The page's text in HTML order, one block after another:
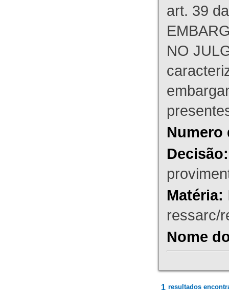
art. 39
NO
Numero
Decisão:
Matéria:
ressarc/
Nome
1 resultados